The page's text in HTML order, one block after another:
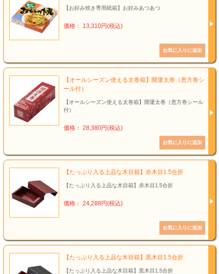
【お好み焼き専用紙箱】お好みあつあつ
価格： 13,310円(税込)
【オールシーズン使える太巻箱】開運太巻（恵方巻シ
ール付）
【オールシーズン使える太巻箱】開運太巻（恵方巻シール
付）
価格： 28,380円(税込)
【たっぷり入る上品な木目箱】赤木目1.5合折
【たっぷり入る上品な木目箱】赤木目1.5合折
価格： 24,288円(税込)
【たっぷり入る上品な木目箱】黒木目1.5合折
【たっぷり入る上品な木目箱】黒木目1.5合折